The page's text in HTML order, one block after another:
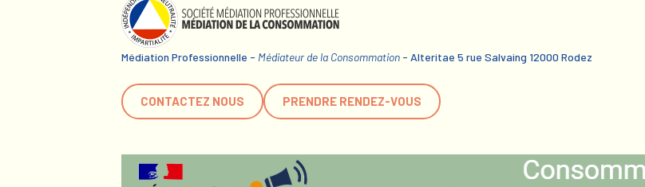
Médiation Professionnelle - Médiateur de la Consommation - Alteritae 5 rue Salvaing 12000 Rodez
CONTACTEZ NOUS PRENDRE RENDEZ-VOUS